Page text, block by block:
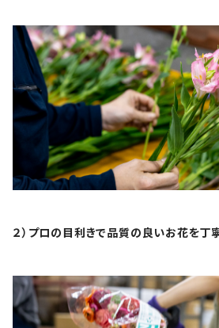
２）プロの目利きで品質の良いお花を丁